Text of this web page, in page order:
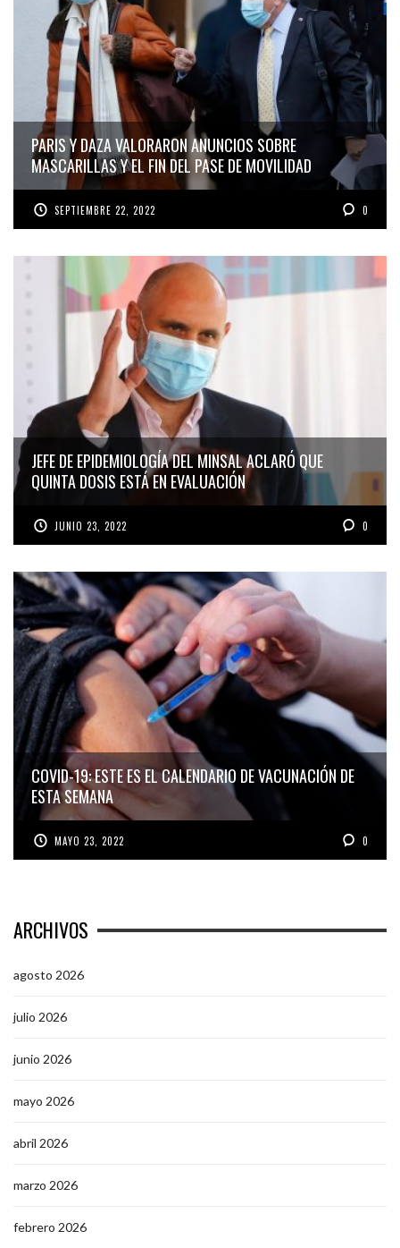
PARIS Y DAZA VALORARON ANUNCIOS SOBRE
MASCARILLAS Y EL FIN DEL PASE DE MOVILIDAD
SEPTIEMBRE 22, 2022 0
JEFE DE EPIDEMIOLOGÍA DEL MINSAL ACLARÓ QUE
QUINTA DOSIS ESTÁ EN EVALUACIÓN
JUNIO 23, 2022 0
COVID-19: ESTE ES EL CALENDARIO DE VACUNACIÓN DE
ESTA SEMANA
MAYO 23, 2022 0
ARCHIVOS
agosto 2026
julio 2026
junio 2026
mayo 2026
abril 2026
marzo 2026
febrero 2026